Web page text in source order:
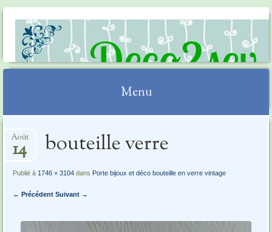
DECO2SEV
Menu
au
contenu
bouteille verre
Août
14
Publié à 1746 × 3104 dans Porte bijoux et déco bouteille en verre vintage
← Précédent Suivant →